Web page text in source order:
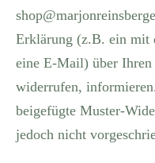
Erklärung (z.B. ein mit
eine E-Mail) über Ihren
widerrufen,
beigefügte Muster-
jedoch nicht